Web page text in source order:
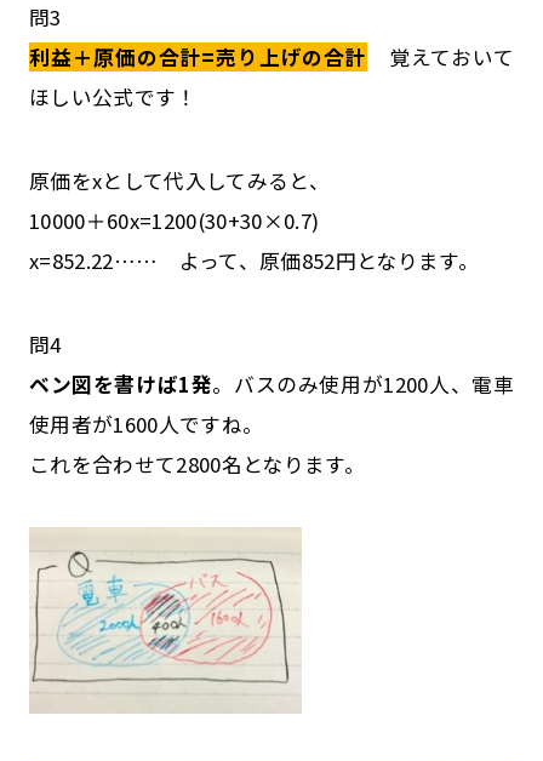
問3
利益＋原価の合計=売り上げの合計 覚えておいて
ほしい公式です！
原価をxとして代入してみると、
10000＋60x=1200(30+30×0.7)
x=852.22…… よって、原価852円となります。
問4
ベン図を書けば1発。バスのみ使用が1200人、電車
使用者が1600人ですね。
これを合わせて2800名となります。